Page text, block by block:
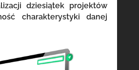
dziesiątek projektów
charakterystyki danej